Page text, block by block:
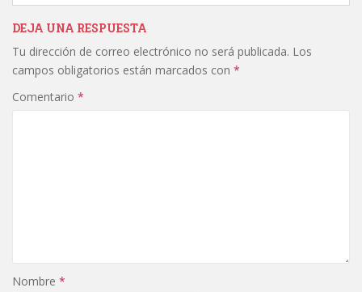
DEJA UNA RESPUESTA
Tu dirección de correo electrónico no será publicada. Los
campos obligatorios están marcados con *
Comentario *
Nombre *